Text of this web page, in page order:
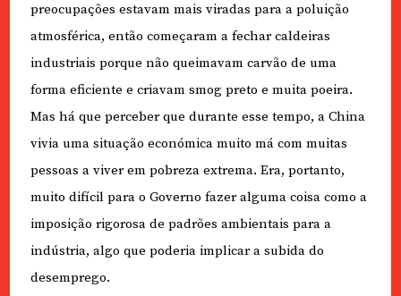
preocupações estavam mais viradas para a poluição
atmosférica, então começaram a fechar caldeiras
industriais porque não queimavam carvão de uma
forma eficiente e criavam smog preto e muita poeira.
Mas há que perceber que durante esse tempo, a China
vivia uma situação económica muito má com muitas
pessoas a viver em pobreza extrema. Era, portanto,
muito difícil para o Governo fazer alguma coisa como a
imposição rigorosa de padrões ambientais para a
indústria, algo que poderia implicar a subida do
desemprego.